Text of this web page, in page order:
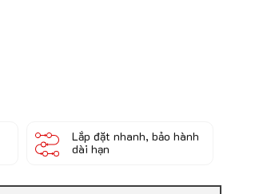
Lắp đặt nhanh, bảo hành
dài hạn